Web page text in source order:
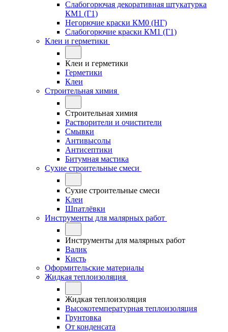
Слабогорючая декоративная штукатурка
КМ1 (Г1)
Негорючие краски КМ0 (НГ)
Слабогорючие краски КМ1 (Г1)
Клеи и герметики
Клеи и герметики
Герметики
Клеи
Строительная химия
Строительная химия
Растворители и очистители
Смывки
Антивысолы
Антисептики
Битумная мастика
Сухие строительные смеси
Сухие строительные смеси
Клеи
Шпатлёвки
Инструменты для малярных работ
Инструменты для малярных работ
Валик
Кисть
Оформительские материалы
Жидкая теплоизоляция
Жидкая теплоизоляция
Высокотемпературная теплоизоляция
Грунтовка
От конденсата